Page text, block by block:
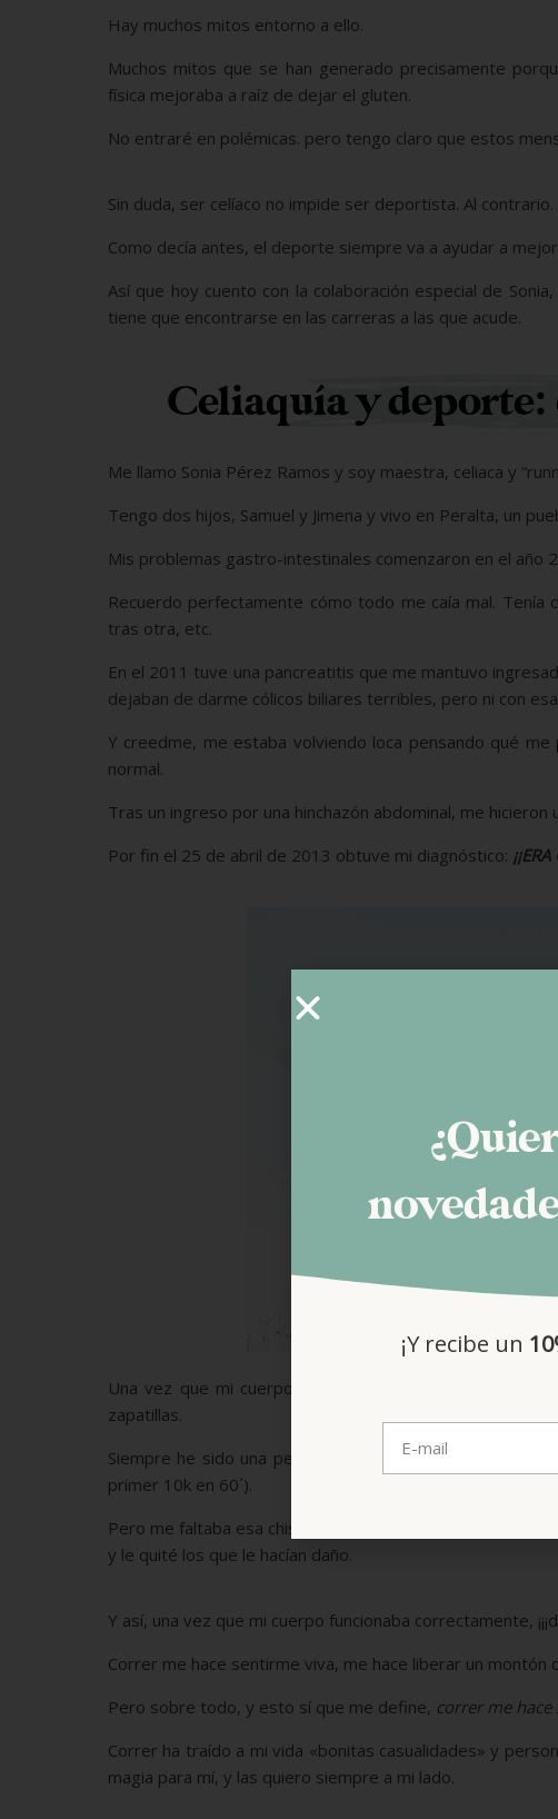
Hay muchos mitos entorno a ello.
Muchos mitos que se han generado precisamente
física mejoraba a raíz de dejar el gluten.
No entraré en polémicas. pero tengo claro que estos
Sin duda, ser celíaco no impide ser deportista. Al contrario.
Como decía antes, el deporte siempre va a ayudar a
Así que hoy cuento con la colaboración especial de Sonia,
tiene que encontrarse en las carreras a las que acude.
Celiaquía y
Me llamo Sonia Pérez Ramos y soy maestra, celiaca y
Tengo dos hijos, Samuel y Jimena y vivo en Peralta, un
Mis problemas gastro-intestinales comenzaron en el año
Recuerdo perfectamente cómo todo me caía mal. Tenía
tras otra, etc.
En el 2011 tuve una pancreatitis que me mantuvo
dejaban de darme cólicos biliares terribles, pero ni con
Y creedme, me estaba volviendo loca pensando qué
normal.
Tras un ingreso por una hinchazón abdominal, me hicieron
Por fin el 25 de abril de 2013 obtuve mi diagnóstico:
Una vez que mi cuerpo se fue asentando poco a poco,
zapatillas.
Siempre he sido una persona activa antes de tener a mi
primer 10k en 60´).
Pero me faltaba esa chispa que me entró una vez tuve
y le quité los que le hacían daño.
Y así, una vez que mi cuerpo funcionaba correctamente,
Correr me hace sentirme viva, me hace liberar un
Pero sobre todo, y esto sí que me define, correr me hace
Correr ha traído a mi vida «bonitas casualidades» y
magia para mí, y las quiero siempre a mi lado.
¡Y recibe un